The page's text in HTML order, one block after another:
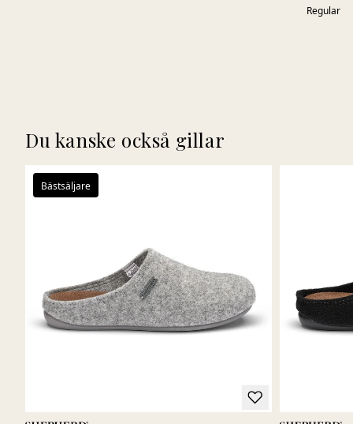
Regular
Du kanske också gillar
Bästsäljare